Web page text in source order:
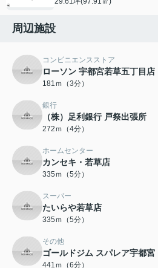
周辺施設
コンビニエンスストア
ローソン 宇都宮若草五丁目店
181ｍ（3分）
銀行
（株）足利銀行 戸祭出張所
272ｍ（4分）
ホームセンター
カンセキ・若草店
335ｍ（5分）
スーパー
たいらや若草店
335ｍ（5分）
その他
ゴールドジム スパレア宇都宮
441ｍ（6分）